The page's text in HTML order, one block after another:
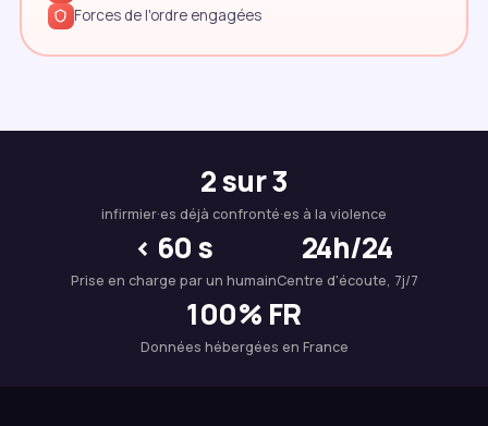
Forces de l'ordre engagées
2 sur 3
infirmier·es déjà confronté·es à la violence
< 60 s
Prise en charge par un humain
24h/24
Centre d'écoute, 7j/7
100% FR
Données hébergées en France